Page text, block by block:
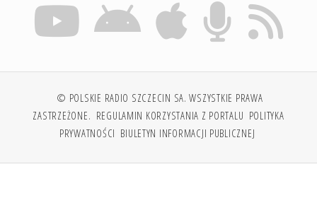
© POLSKIE RADIO SZCZECIN SA. WSZYSTKIE PRAWA
ZASTRZEŻONE. REGULAMIN KORZYSTANIA Z PORTALU POLITYKA
PRYWATNOŚCI BIULETYN INFORMACJI PUBLICZNEJ